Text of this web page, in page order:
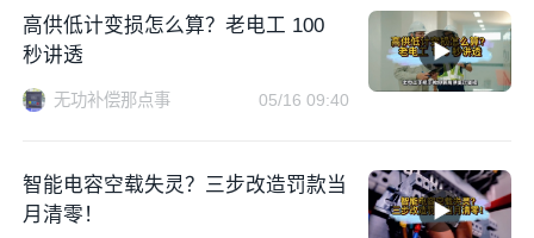
高供低计变损怎么算？老电工 100
秒讲透
无功补偿那点事 05/16 09:40
智能电容空载失灵？三步改造罚款当
月清零！